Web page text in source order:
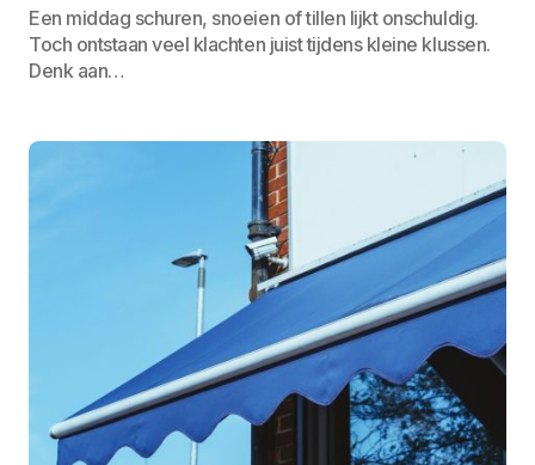
Een middag schuren, snoeien of tillen lijkt onschuldig.
Toch ontstaan veel klachten juist tijdens kleine klussen.
Denk aan…